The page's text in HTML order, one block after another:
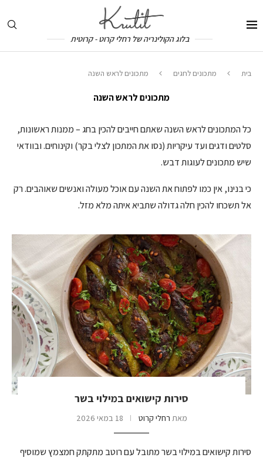
בלוג הקולינריה של רחלי קרוט - קרוטית
בית מתכונים לחגים מתכונים לראש השנה
מתכונים לראש השנה
כל המתכונים לראש השנה שאתם חייבים להכין בחג – ממנות ראשונות,
סלטים ודגים ועד עיקריות (נסו את המתכון לצלי בקר) וקינוחים. ובוודאי
שיש מתכונים לעוגות דבש.
כי בנינו, אין כמו לפתוח את השנה עם אוכל מעולה ואנשים שאוהבים. רק
אל תשכחו להכין חלה גדולה שתביא איתה מלא מזל.
סירות קישואים במילוי בשר
מאת רחלי קרוט 18 במאי 2026
סירות קישואים במילוי בשר מתובל עם רוטב מתקתק חמצמץ שמוסיף